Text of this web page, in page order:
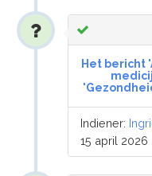
Het bericht
Indiener:
15 april 2026